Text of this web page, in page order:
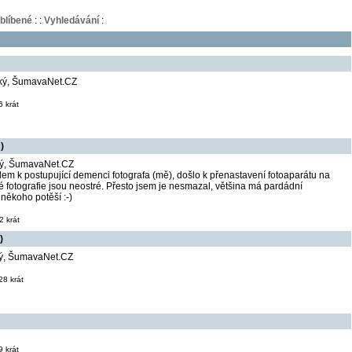
: : Vyhledávání:
ŠumavaNet.CZ
krát
ŠumavaNet.CZ
k postupující demenci fotografa (mě), došlo k přenastavení fotoaparátu na
fotografie jsou neostré. Přesto jsem je nesmazal, většina má pardádní
potěší :-)
krát
ŠumavaNet.CZ
krát
krát